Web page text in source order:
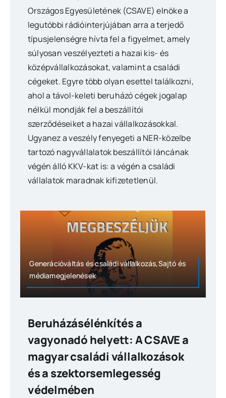
Országos Egyesületének (CSAVE) elnöke a
legutóbbi rádióinterjújában arra a terjedő
típusjelenségre hívta fel a figyelmet, amely
súlyosan veszélyezteti a hazai kis- és
középvállalkozásokat, valamint a családi
cégeket. Egyre több olyan esettel találkozni,
ahol a távol-keleti beruházó cégek jogalap
nélkül mondják fel a beszállítói
szerződéseiket a hazai vállalkozásokkal.
Ugyanez a veszély fenyegeti a NER-közelbe
tartozó nagyvállalatok beszállítói láncának
végén álló KKV-kat is: a végén a családi
vállalatok maradnak kifizetetlenül.
Generációváltás és családi vállalkozás,Sajtó és
médiamegjelenések
Beruházásélénkítés a
vagyonadó helyett: A CSAVE a
magyar családi vállalkozások
és a szektorsemlegesség
védelmében